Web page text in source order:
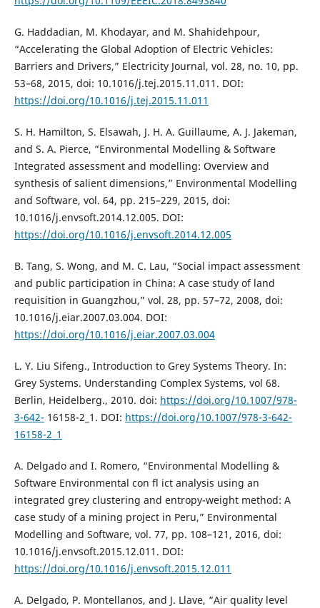
G. Haddadian, M. Khodayar, and M. Shahidehpour,
“Accelerating the Global Adoption of Electric Vehicles:
Barriers and Drivers,” Electricity Journal, vol. 28, no. 10, pp.
53–68, 2015, doi: 10.1016/j.tej.2015.11.011. DOI:
https://doi.org/10.1016/j.tej.2015.11.011
S. H. Hamilton, S. Elsawah, J. H. A. Guillaume, A. J. Jakeman,
and S. A. Pierce, “Environmental Modelling & Software
Integrated assessment and modelling: Overview and
synthesis of salient dimensions,” Environmental Modelling
and Software, vol. 64, pp. 215–229, 2015, doi:
10.1016/j.envsoft.2014.12.005. DOI:
https://doi.org/10.1016/j.envsoft.2014.12.005
B. Tang, S. Wong, and M. C. Lau, “Social impact assessment
and public participation in China: A case study of land
requisition in Guangzhou,” vol. 28, pp. 57–72, 2008, doi:
10.1016/j.eiar.2007.03.004. DOI:
https://doi.org/10.1016/j.eiar.2007.03.004
L. Y. Liu Sifeng., Introduction to Grey Systems Theory. In:
Grey Systems. Understanding Complex Systems, vol 68.
Berlin, Heidelberg., 2010. doi: https://doi.org/10.1007/978-
3-642- 16158-2_1. DOI: https://doi.org/10.1007/978-3-642-
16158-2_1
A. Delgado and I. Romero, “Environmental Modelling &
Software Environmental con fl ict analysis using an
integrated grey clustering and entropy-weight method: A
case study of a mining project in Peru,” Environmental
Modelling and Software, vol. 77, pp. 108–121, 2016, doi:
10.1016/j.envsoft.2015.12.011. DOI:
https://doi.org/10.1016/j.envsoft.2015.12.011
A. Delgado, P. Montellanos, and J. Llave, “Air quality level